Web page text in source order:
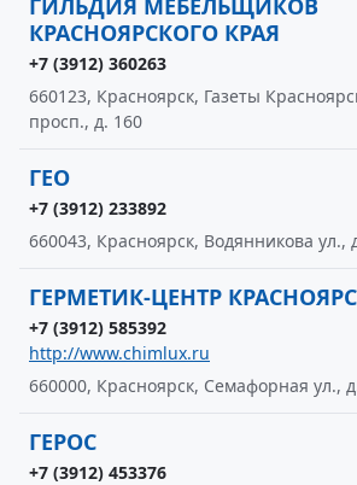
ГИЛЬДИЯ МЕБЕЛЬЩИКОВ
КРАСНОЯРСКОГО КРАЯ
+7 (3912) 360263
660123, Красноярск, Газеты
просп., д. 160
ГЕО
+7 (3912) 233892
660043, Красноярск, Водянникова ул.,
ГЕРМЕТИК-ЦЕНТР
+7 (3912) 585392
http://www.chimlux.ru
660000, Красноярск, Семафорная ул.,
ГЕРОС
+7 (3912) 453376